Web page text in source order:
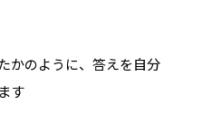
かのように、答えを自分
す